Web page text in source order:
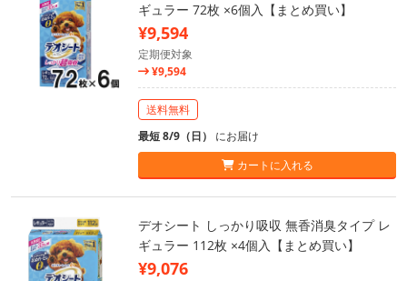
ギュラー 72枚 ×6個入【まとめ買い】
¥9,594
定期便対象
¥9,594
送料無料
最短 8/9（日） にお届け
カートに入れる
デオシート しっかり吸収 無香消臭タイプ レ
ギュラー 112枚 ×4個入【まとめ買い】
¥9,076